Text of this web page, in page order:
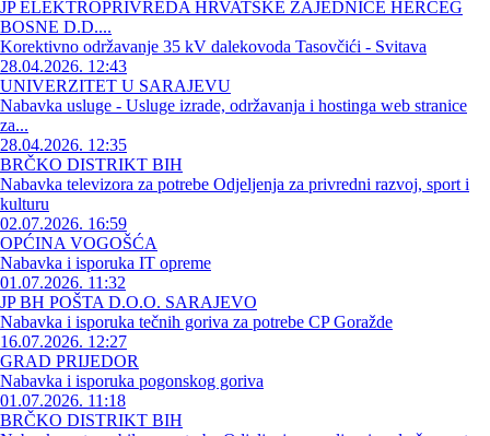
JP ELEKTROPRIVREDA HRVATSKE ZAJEDNICE HERCEG
BOSNE D.D....
Korektivno održavanje 35 kV dalekovoda Tasovčići - Svitava
28.04.2026. 12:43
UNIVERZITET U SARAJEVU
Nabavka usluge - Usluge izrade, održavanja i hostinga web stranice
za...
28.04.2026. 12:35
BRČKO DISTRIKT BIH
Nabavka televizora za potrebe Odjeljenja za privredni razvoj, sport i
kulturu
02.07.2026. 16:59
OPĆINA VOGOŠĆA
Nabavka i isporuka IT opreme
01.07.2026. 11:32
JP BH POŠTA D.O.O. SARAJEVO
Nabavka i isporuka tečnih goriva za potrebe CP Goražde
16.07.2026. 12:27
GRAD PRIJEDOR
Nabavka i isporuka pogonskog goriva
01.07.2026. 11:18
BRČKO DISTRIKT BIH